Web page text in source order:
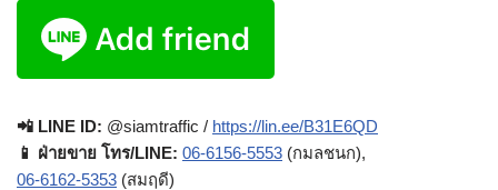
📲 LINE ID: @siamtraffic / https://lin.ee/B31E6QD
📱 ฝ่ายขาย โทร/LINE: 06-6156-5553 (กมลชนก),
06-6162-5353 (สมฤดี)